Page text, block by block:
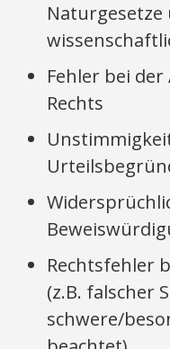
Naturgesetze
Fehler bei
Rechts
Rechtsfehler
(z.B. falscher
schwere/